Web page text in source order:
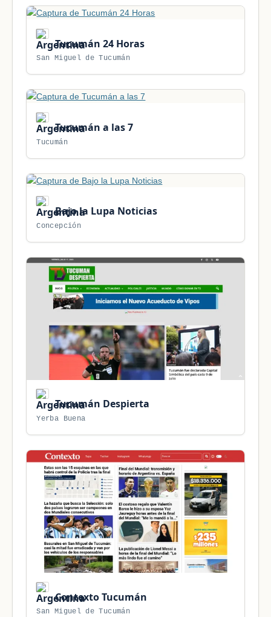
Tucumán 24 Horas
San Miguel de Tucumán
Tucumán a las 7
Tucumán
Bajo la Lupa Noticias
Concepción
Tucumán Despierta
Yerba Buena
Contexto Tucumán
San Miguel de Tucumán